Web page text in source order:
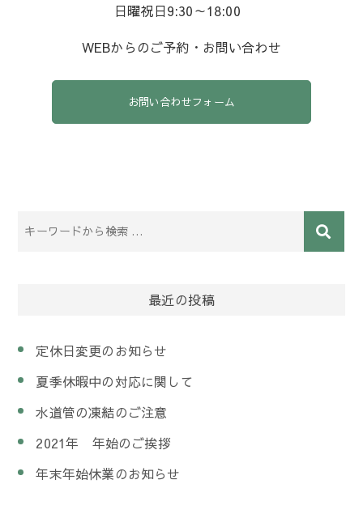
日曜祝日9:30～18:00
WEBからのご予約・お問い合わせ
お問い合わせフォーム
最近の投稿
定休日変更のお知らせ
夏季休暇中の対応に関して
水道管の凍結のご注意
2021年 年始のご挨拶
年末年始休業のお知らせ